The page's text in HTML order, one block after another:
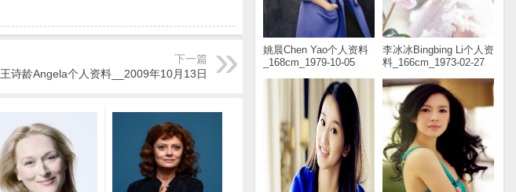
姚晨Chen Yao个人资料
_168cm_1979-10-05
李冰冰Bingbing Li个人资
料_166cm_1973-02-27
下一篇
王诗龄Angela个人资料__2009年10月13日